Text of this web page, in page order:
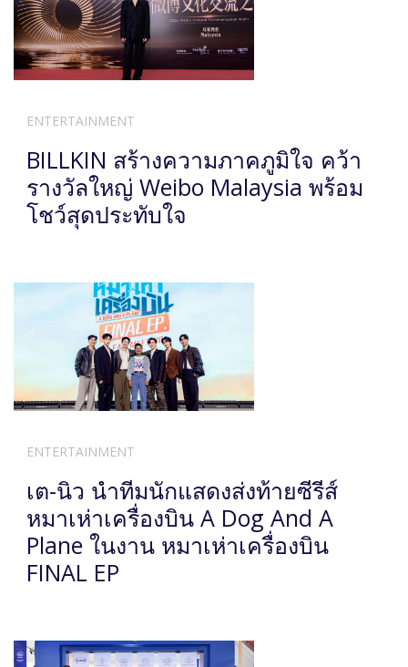
ENTERTAINMENT
BILLKIN สร้างความภาคภูมิใจ คว้า
รางวัลใหญ่ Weibo Malaysia พร้อม
โชว์สุดประทับใจ
ENTERTAINMENT
เต-นิว นำทีมนักแสดงส่งท้ายซีรีส์
หมาเห่าเครื่องบิน A Dog And A
Plane ในงาน หมาเห่าเครื่องบิน
FINAL EP